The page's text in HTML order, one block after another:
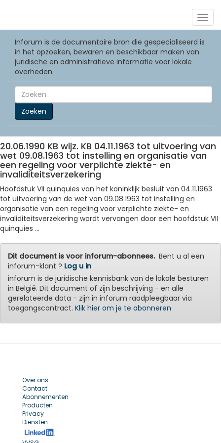
Inforum is de documentaire bron die gespecialiseerd is
in het opzoeken, bewaren en beschikbaar maken van
juridische en administratieve informatie voor lokale
overheden.
Zoeken
20.06.1990 KB wijz. KB 04.11.1963 tot uitvoering van
wet 09.08.1963 tot instelling en organisatie van
een regeling voor verplichte ziekte- en
invaliditeitsverzekering
Hoofdstuk VII quinquies van het koninklijk besluit van 04.11.1963
tot uitvoering van de wet van 09.08.1963 tot instelling en
organisatie van een regeling voor verplichte ziekte- en
invaliditeitsverzekering wordt vervangen door een hoofdstuk VII
quinquies ...
Dit document is voor inforum-abonnees.Bent u al een
inforum-klant ? Log u in
inforum is de juridische kennisbank van de lokale besturen
in België. Dit document of zijn beschrijving - en alle
gerelateerde data - zijn in inforum raadpleegbaar via
toegangscontract. Klik hier om je te abonneren
Over ons
Contact
Abonnementen
Producten
Privacy
Diensten